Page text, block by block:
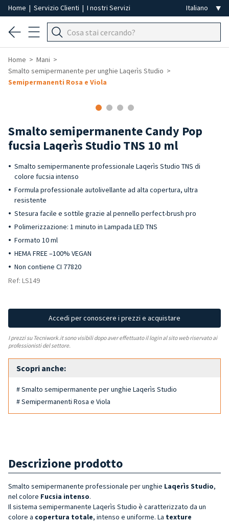
Home | Servizio Clienti | I nostri Servizi
Home
Mani
Smalto semipermanente per unghie Laqerìs Studio
Semipermanenti Rosa e Viola
Smalto semipermanente Candy Pop
fucsia Laqerìs Studio TNS 10 ml
Smalto semipermanente professionale Laqerìs Studio TNS di
colore fucsia intenso
Formula professionale autolivellante ad alta copertura, ultra
resistente
Stesura facile e sottile grazie al pennello perfect-brush pro
Polimerizzazione: 1 minuto in Lampada LED TNS
Formato 10 ml
HEMA FREE –100% VEGAN
Non contiene CI 77820
Ref: LS149
Accedi per conoscere i prezzi e acquistare
I prezzi su Tecniwork.it sono visibili dopo aver effettuato il login al sito web riservato ai
professionisti del settore.
Scopri anche:
# Smalto semipermanente per unghie Laqerìs Studio
# Semipermanenti Rosa e Viola
Descrizione prodotto
Smalto semipermanente professionale per unghie Laqerìs Studio,
nel colore Fucsia intenso.
Il sistema semipermanente Laqerìs Studio è caratterizzato da un
colore a copertura totale, intenso e uniforme. La texture